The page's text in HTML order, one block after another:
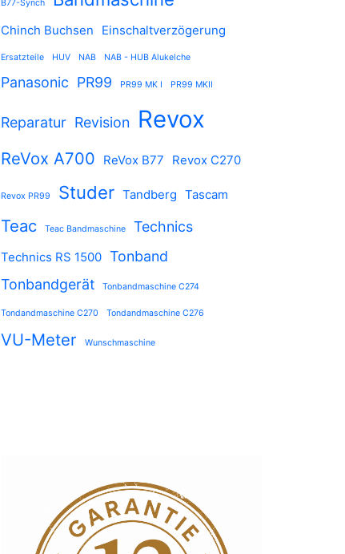
B77-Synch
Chinch Buchsen Einschaltverzögerung
Ersatzteile HUV NAB NAB - HUB Alukelche
Panasonic PR99 PR99 MK I PR99 MKII
Reparatur Revision Revox
ReVox A700 ReVox B77 Revox C270
Revox PR99 Studer Tandberg Tascam
Teac Teac Bandmaschine Technics
Technics RS 1500 Tonband
Tonbandgerät
Tonbandmaschine C274
Tondandmaschine C270 Tondandmaschine C276
VU-Meter Wunschmaschine